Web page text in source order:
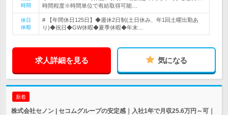
時間
時間程度※時間単位で有給取得可能…
休日
休暇
# 【年間休日125日】◆週休2日制(土日休み、年1回土曜出勤あ
り)◆祝日◆GW休暇◆夏季休暇◆年末…
求人詳細を見る 気になる
新着
株式会社セノン | セコムグループの安定感｜入社1年で月収25.6万円～可｜